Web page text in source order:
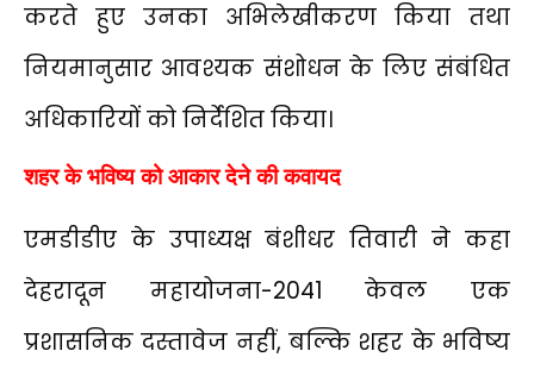
करते हुए उनका अभिलेखीकरण किया तथा
नियमानुसार आवश्यक संशोधन के लिए संबंधित
अधिकारियों को निर्देशित किया।
शहर के भविष्य को आकार देने की कवायद
एमडीडीए के उपाध्यक्ष बंशीधर तिवारी ने कहा
देहरादून महायोजना-2041 केवल एक
प्रशासनिक दस्तावेज नहीं, बल्कि शहर के भविष्य